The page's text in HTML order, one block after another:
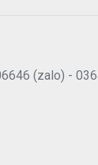
(zalo) -